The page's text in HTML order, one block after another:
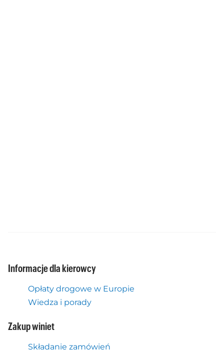
Informacje dla kierowcy
Opłaty drogowe w Europie
Wiedza i porady
Zakup winiet
Składanie zamówień